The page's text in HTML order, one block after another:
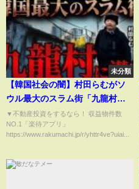
未分類
【韓国社会の闇】村田らむがソ
ウル最大のスラム街「九龍村」
に潜入、違法バラック街の住人
が語る衝撃の住宅事情
▼不動産投資をするなら！ 収益物件数
NO.1「楽待アプリ」
https://www.rakumachi.jp/r/yhttr4ve?uiai...